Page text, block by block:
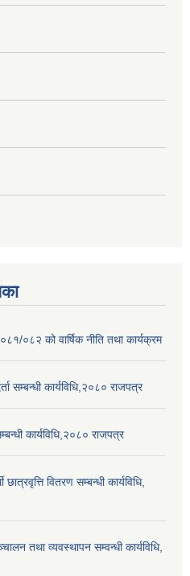
०८२ को वार्षिक नीति तथा कार्यक्रम
सम्बन्धी कार्यविधि,२०८० राजपत्र
कार्यविधि,२०८० राजपत्र
वितरण सम्बन्धी कार्यविधि,
तथा व्यवस्थापन सम्वन्धी कार्यविधि,